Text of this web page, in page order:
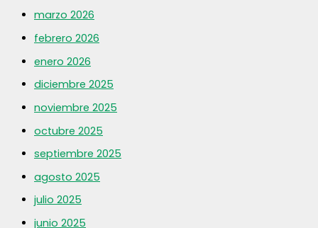
marzo 2026
febrero 2026
enero 2026
diciembre 2025
noviembre 2025
octubre 2025
septiembre 2025
agosto 2025
julio 2025
junio 2025